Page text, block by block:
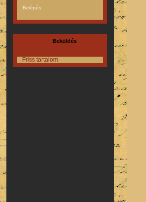
Beküldés
Friss tartalom